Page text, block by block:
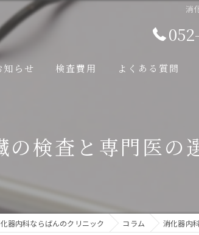
消
知らせ 検査費用 よくある質問
検査と専門医の
器内科ならばんのクリニック コラム 消化器内